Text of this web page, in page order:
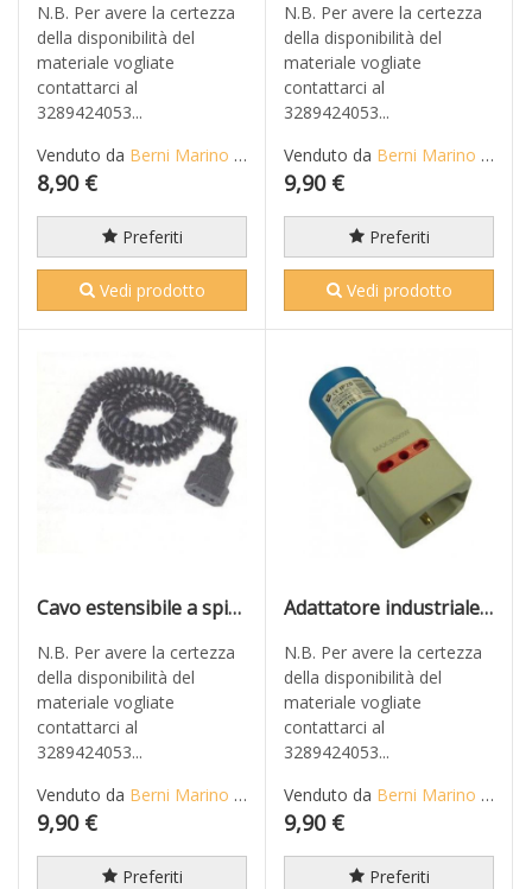
N.B. Per avere la certezza
della disponibilità del
materiale vogliate
contattarci al
3289424053...
Venduto da Berni Marino di Mario S.n.c.
8,90 €
Preferiti
Vedi prodotto
N.B. Per avere la certezza
della disponibilità del
materiale vogliate
contattarci al
3289424053...
Venduto da Berni Marino di Mario S.n.c.
9,90 €
Preferiti
Vedi prodotto
Cavo estensibile a spirale mt 5,0 colore bianco
N.B. Per avere la certezza
della disponibilità del
materiale vogliate
contattarci al
3289424053...
Venduto da Berni Marino di Mario S.n.c.
9,90 €
Preferiti
Adattatore industriale da spina 2P+T 16 A CEE blu a 2 presa 2P+T 16A + 1 Schuko
N.B. Per avere la certezza
della disponibilità del
materiale vogliate
contattarci al
3289424053...
Venduto da Berni Marino di Mario S.n.c.
9,90 €
Preferiti